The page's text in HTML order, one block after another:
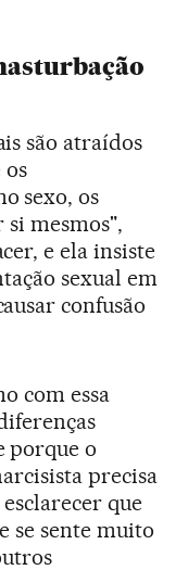
são atraídos
os
sexo, os
si mesmos",
e ela insiste
sexual em
confusão
com essa
porque o
precisa
que
se sente muito